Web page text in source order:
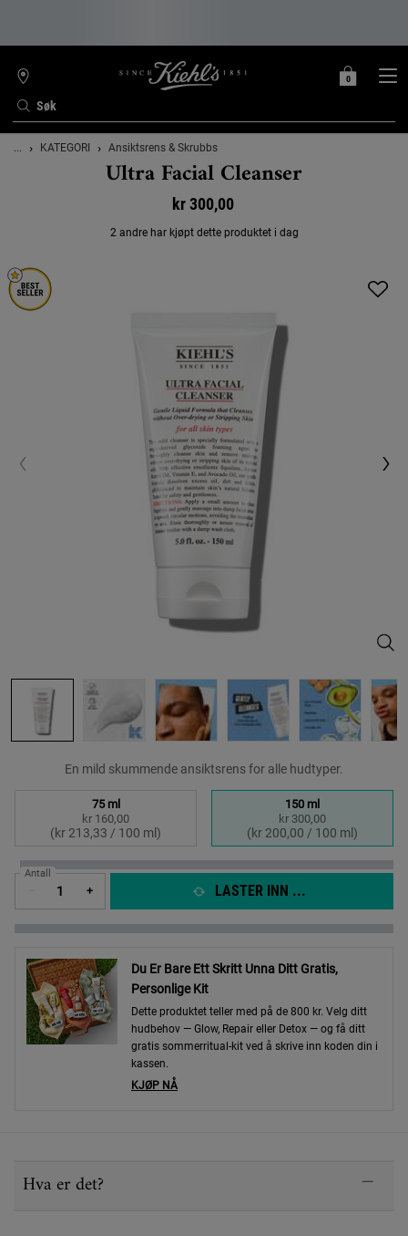
Søk
FINN
BUTIKK
MIN
0
0 PRODUKT
Main content
... KATEGORI Ansiktsrens & Skrubbs
Ultra Facial Cleanser
kr 300,00
2 andre har kjøpt dette produktet i dag
En mild skummende ansiktsrens for alle hudtyper.
Selected
75 ml
kr 160,00
(kr 213,33 / 100 ml)
, 1 of 2 Selected
150 ml
kr 300,00
(kr 200,00 / 100 ml)
, 2 of 2
Antall
+ LASTER INN ...
Du Er Bare Ett Skritt Unna Ditt Gratis,
Personlige Kit
Dette produktet teller med på de 800 kr. Velg ditt
hudbehov — Glow, Repair eller Detox — og få ditt
gratis sommerritual-kit ved å skrive inn koden din i
kassen.
KJØP NÅ
Hva er det?